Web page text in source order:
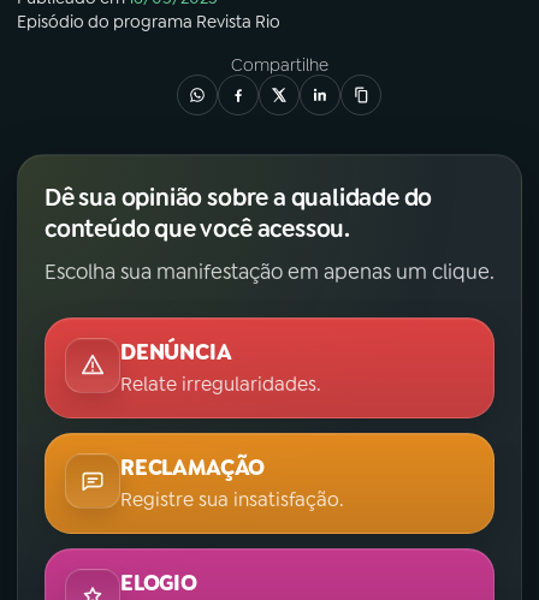
Episódio do programa Revista Rio
Compartilhe
Dê sua opinião sobre a qualidade do
conteúdo que você acessou.
Escolha sua manifestação em apenas um clique.
DENÚNCIA
Relate irregularidades.
RECLAMAÇÃO
Registre sua insatisfação.
ELOGIO